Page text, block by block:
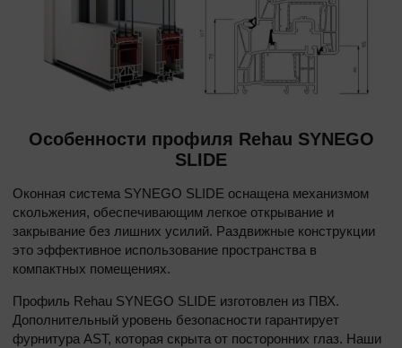
Окна в области
По назначению
Пластиковые окна
Ламинация окон
Особенности профиля Rehau SYNEGO
SLIDE
Оконная система SYNEGO SLIDE оснащена механизмом
скольжения, обеспечивающим легкое открывание и
закрывание без лишних усилий. Раздвижные конструкции
это эффективное использование пространства в
компактных помещениях.
Профиль Rehau SYNEGO SLIDE изготовлен из ПВХ.
Дополнительный уровень безопасности гарантирует
фурнитура AST, которая скрыта от посторонних глаз. Наши